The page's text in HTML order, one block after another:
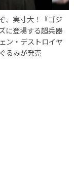
、実寸大！『ゴジ
に登場する超兵器
ン・デストロイヤ
るみが発売